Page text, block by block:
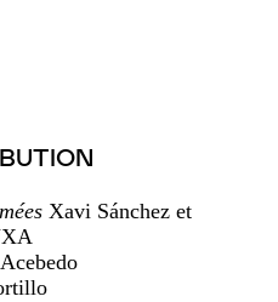
Xavi Sánchez et